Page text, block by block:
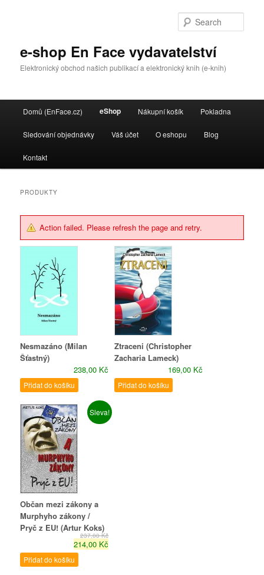
e-shop En Face vydavatelství
Elektronický obchod našich publikací a elektronický knih (e-knih)
Skip to primary content
Skip to secondary content
Domů (EnFace.cz) eShop Nákupní košík Pokladna
Sledování objednávky Váš účet O eshopu Blog
Kontakt
PRODUKTY
Action failed. Please refresh the page and retry.
Nesmazáno (Milan
Šťastný)
238,00 Kč
Přidat do košíku
Ztraceni (Christopher
Zacharia Lameck)
169,00 Kč
Přidat do košíku
Sleva!
Občan mezi zákony a
Murphyho zákony /
Pryč z EU! (Artur Koks)
237,00 Kč
214,00 Kč
Přidat do košíku